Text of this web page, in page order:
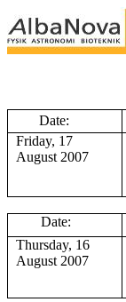
Date:
Friday, 17
August 2007
Date:
Thursday, 16
August 2007